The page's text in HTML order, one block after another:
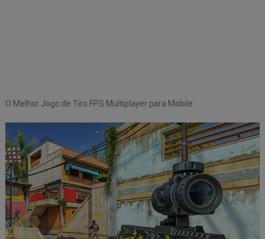
O Melhor Jogo de Tiro FPS Multiplayer para Mobile